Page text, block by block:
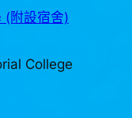
(附設宿舍)
College